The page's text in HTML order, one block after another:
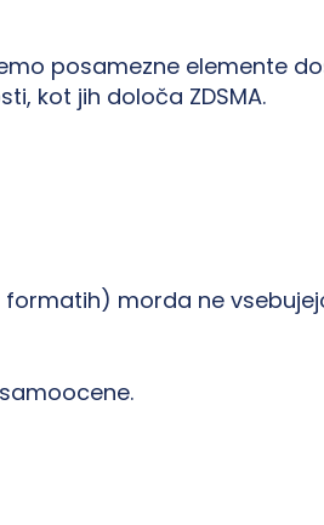
posamezne elemente
kot jih določa ZDSMA.
morda ne